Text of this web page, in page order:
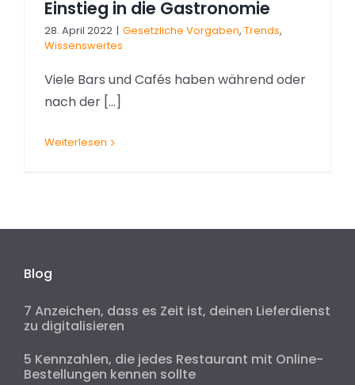
Einstieg in die Gastronomie
28. April 2022 | Gesetzliche Vorgaben, Trends,
Wissenswertes
Viele Bars und Cafés haben während oder
nach der [...]
Weiterlesen
Blog
7 Anzeichen, dass es Zeit ist, deinen Lieferdienst
zu digitalisieren
5 Kennzahlen, die jedes Restaurant mit Online-
Bestellungen kennen sollte